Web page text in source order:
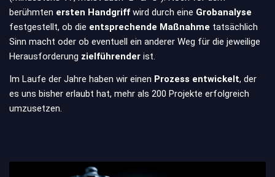
berühmten ersten Handgriff wird durch eine Grobanalyse
festgestellt, ob die entsprechende Maßnahme tatsächlich
Sinn macht oder ob eventuell ein anderer Weg für die jeweilige
Herausforderung zielführender ist.
Im Laufe der Jahre haben wir einen Prozess entwickelt, der
es uns bisher erlaubt hat, mehr als 200 Projekte erfolgreich
umzusetzen.